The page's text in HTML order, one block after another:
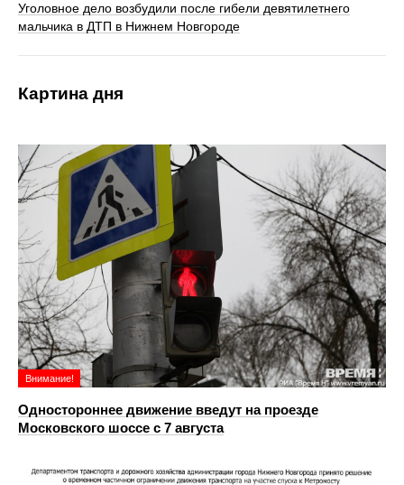
Уголовное дело возбудили после гибели девятилетнего
мальчика в ДТП в Нижнем Новгороде
Картина дня
Внимание!
Одностороннее движение введут на проезде
Московского шоссе с 7 августа